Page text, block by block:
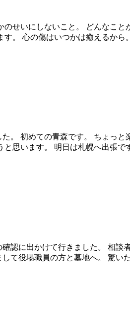
せいにしないこと。 どんなこ
。 心の傷はいつかは癒えるか
。 初めての青森です。 ちょっ
思います。 明日は札幌へ出張
認に出かけて行きました。 相
て役場職員の方と墓地へ。 驚